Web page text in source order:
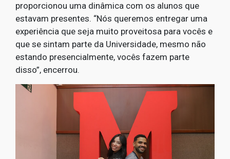
proporcionou uma dinâmica com os alunos que
estavam presentes. “Nós queremos entregar uma
experiência que seja muito proveitosa para vocês e
que se sintam parte da Universidade, mesmo não
estando presencialmente, vocês fazem parte
disso”, encerrou.